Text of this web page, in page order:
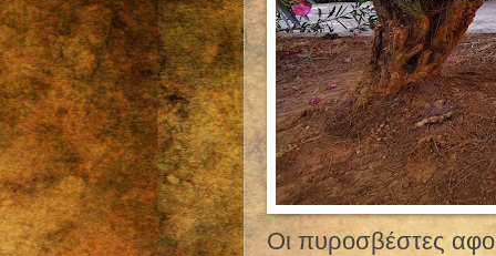
Οι πυροσβέστες